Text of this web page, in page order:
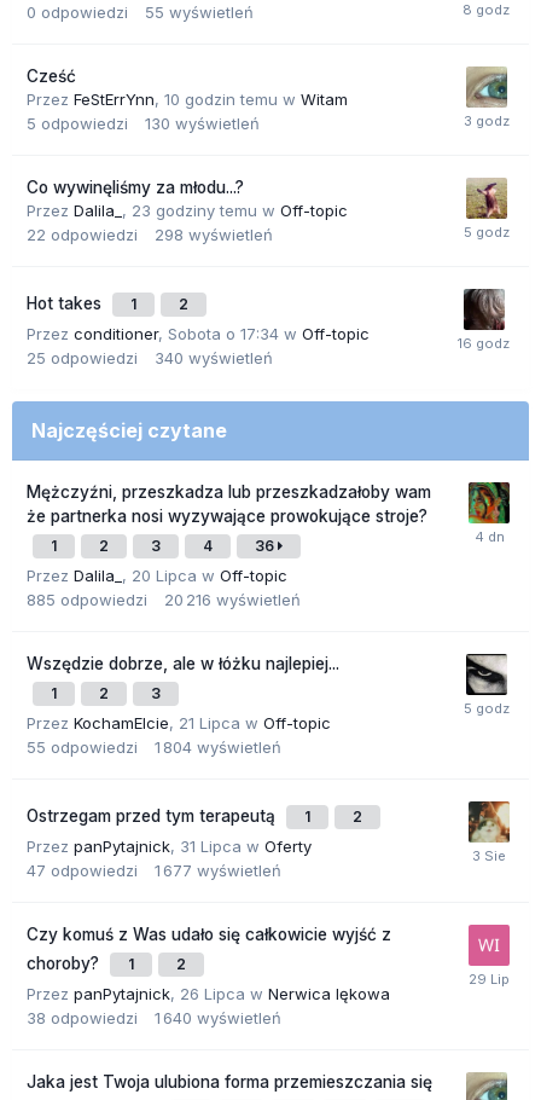
0 odpowiedzi 55 wyświetleń
Cześć
Przez FeStErrYnn, 10 godzin temu w Witam
5 odpowiedzi 130 wyświetleń
Co wywinęliśmy za młodu...?
Przez Dalila_ , 23 godziny temu w Off-topic
22 odpowiedzi 298 wyświetleń
Hot takes 1 2
Przez conditioner, Sobota o 17:34 w Off-topic
25 odpowiedzi 340 wyświetleń
Najczęściej czytane
Mężczyźni, przeszkadza lub przeszkadzałoby wam
że partnerka nosi wyzywające prowokujące stroje?
1 2 3 4 36
Przez Dalila_ , 20 Lipca w Off-topic
885 odpowiedzi 20 216 wyświetleń
Wszędzie dobrze, ale w łóżku najlepiej...
1 2 3
Przez KochamElcie, 21 Lipca w Off-topic
55 odpowiedzi 1 804 wyświetleń
Ostrzegam przed tym terapeutą 1 2
Przez panPytajnick, 31 Lipca w Oferty
47 odpowiedzi 1 677 wyświetleń
Czy komuś z Was udało się całkowicie wyjść z
choroby?
1 2
Przez panPytajnick, 26 Lipca w Nerwica lękowa
38 odpowiedzi 1 640 wyświetleń
Jaka jest Twoja ulubiona forma przemieszczania się